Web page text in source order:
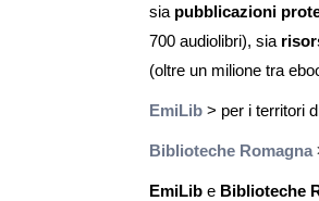
sia pubblicazioni
700 audiolibri), sia
(oltre un milione tra
EmiLib > per i territori
Biblioteche Romagna
EmiLib e Biblioteche